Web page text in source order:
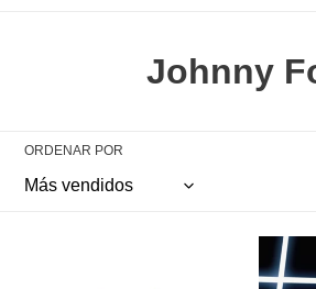
C
Johnny
ORDENAR POR
Polo
"Block"